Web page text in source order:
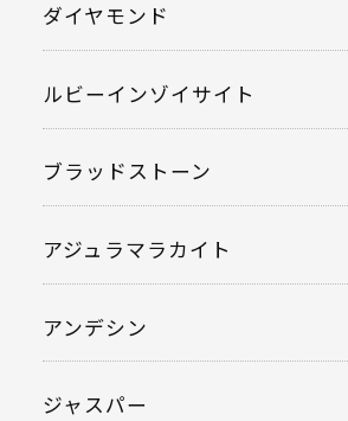
ダイヤモンド
ルビーインゾイサイト
ブラッドストーン
アジュラマラカイト
アンデシン
ジャスパー